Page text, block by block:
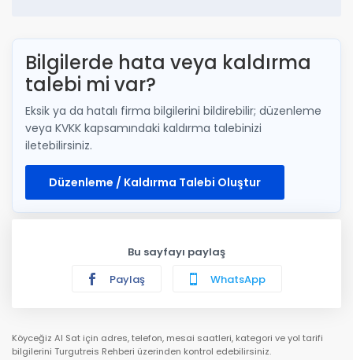
Bilgilerde hata veya kaldırma
talebi mi var?
Eksik ya da hatalı firma bilgilerini bildirebilir; düzenleme
veya KVKK kapsamındaki kaldırma talebinizi
iletebilirsiniz.
Düzenleme / Kaldırma Talebi Oluştur
Bu sayfayı paylaş
Paylaş
WhatsApp
Köyceğiz Al Sat için adres, telefon, mesai saatleri, kategori ve yol tarifi
bilgilerini Turgutreis Rehberi üzerinden kontrol edebilirsiniz.